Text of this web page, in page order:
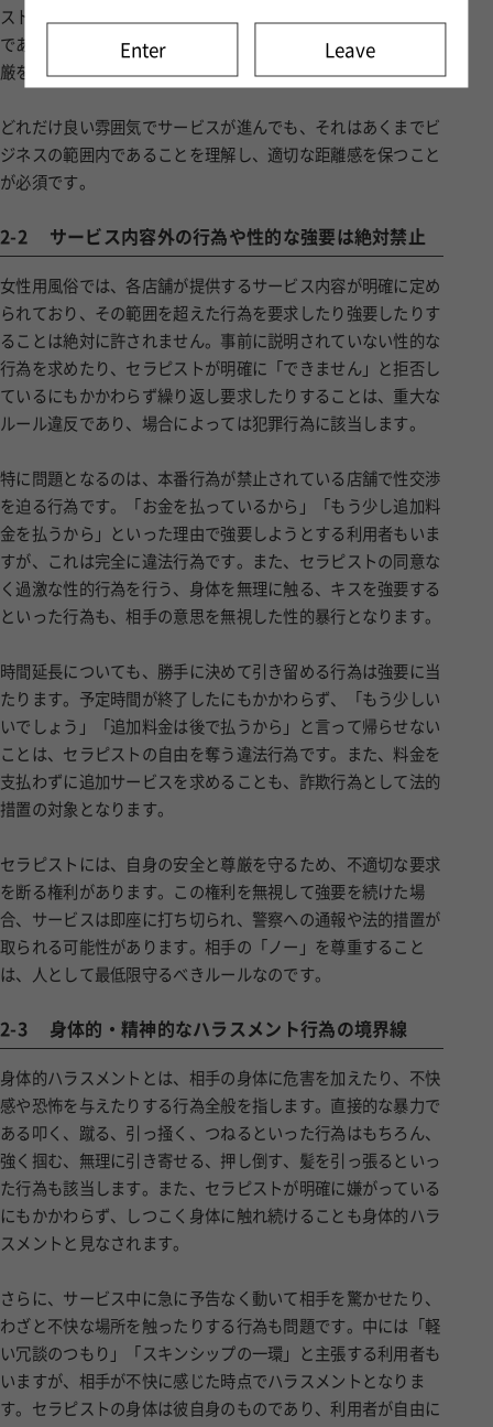
ストは仕事としてサービスを提供しているプロフェッショナル
であり、その境界線を越えようとすることは、相手の人権と尊
厳を踏みにじる行為です。
どれだけ良い雰囲気でサービスが進んでも、それはあくまでビ
ジネスの範囲内であることを理解し、適切な距離感を保つこと
が必須です。
2-2 サービス内容外の行為や性的な強要は絶対禁止
女性用風俗では、各店舗が提供するサービス内容が明確に定め
られており、その範囲を超えた行為を要求したり強要したりす
ることは絶対に許されません。事前に説明されていない性的な
行為を求めたり、セラピストが明確に「できません」と拒否し
ているにもかかわらず繰り返し要求したりすることは、重大な
ルール違反であり、場合によっては犯罪行為に該当します。
特に問題となるのは、本番行為が禁止されている店舗で性交渉
を迫る行為です。「お金を払っているから」「もう少し追加料
金を払うから」といった理由で強要しようとする利用者もいま
すが、これは完全に違法行為です。また、セラピストの同意な
く過激な性的行為を行う、身体を無理に触る、キスを強要する
といった行為も、相手の意思を無視した性的暴行となります。
時間延長についても、勝手に決めて引き留める行為は強要に当
たります。予定時間が終了したにもかかわらず、「もう少しい
いでしょう」「追加料金は後で払うから」と言って帰らせない
ことは、セラピストの自由を奪う違法行為です。また、料金を
支払わずに追加サービスを求めることも、詐欺行為として法的
措置の対象となります。
セラピストには、自身の安全と尊厳を守るため、不適切な要求
を断る権利があります。この権利を無視して強要を続けた場
合、サービスは即座に打ち切られ、警察への通報や法的措置が
取られる可能性があります。相手の「ノー」を尊重すること
は、人として最低限守るべきルールなのです。
2-3 身体的・精神的なハラスメント行為の境界線
身体的ハラスメントとは、相手の身体に危害を加えたり、不快
感や恐怖を与えたりする行為全般を指します。直接的な暴力で
ある叩く、蹴る、引っ掻く、つねるといった行為はもちろん、
強く掴む、無理に引き寄せる、押し倒す、髪を引っ張るといっ
た行為も該当します。また、セラピストが明確に嫌がっている
にもかかわらず、しつこく身体に触れ続けることも身体的ハラ
スメントと見なされます。
さらに、サービス中に急に予告なく動いて相手を驚かせたり、
わざと不快な場所を触ったりする行為も問題です。中には「軽
い冗談のつもり」「スキンシップの一環」と主張する利用者も
いますが、相手が不快に感じた時点でハラスメントとなりま
す。セラピストの身体は彼自身のものであり、利用者が自由に
Enter Leave